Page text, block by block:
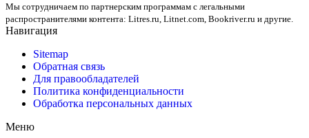
Мы сотрудничаем по партнерским программам с легальными
распространителями контента: Litres.ru, Litnet.com, Bookriver.ru и другие.
Навигация
Sitemap
Обратная связь
Для правообладателей
Политика конфиденциальности
Обработка персональных данных
Меню